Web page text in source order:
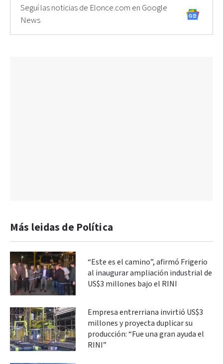
Seguí las noticias de Elonce.com en Google
News
Más leidas de Política
“Este es el camino”, afirmó Frigerio
al inaugurar ampliación industrial de
US$3 millones bajo el RINI
Empresa entrerriana invirtió US$3
millones y proyecta duplicar su
producción: “Fue una gran ayuda el
RINI”